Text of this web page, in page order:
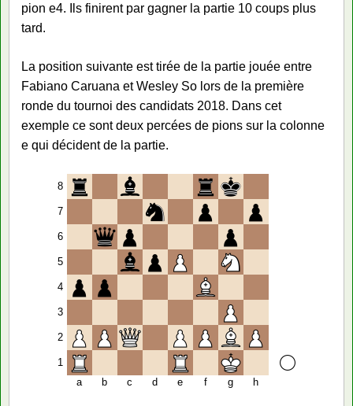
pion e4. Ils finirent par gagner la partie 10 coups plus
tard.
La position suivante est tirée de la partie jouée entre
Fabiano Caruana et Wesley So lors de la première
ronde du tournoi des candidats 2018. Dans cet
exemple ce sont deux percées de pions sur la colonne
e qui décident de la partie.
8
7
6
5
4
3
2
1
a
b c d e f g h